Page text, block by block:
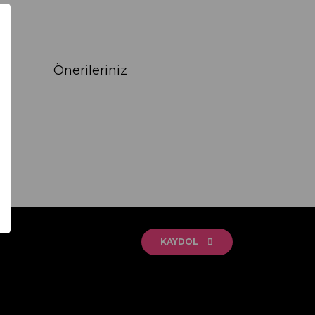
Önerileriniz
tarafımıza iletebilirsiniz.
KAYDOL